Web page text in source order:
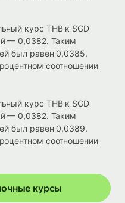
курс THB к SGD
— 0,0382. Таким
был равен 0,0385.
соотношении
курс THB к SGD
— 0,0382. Таким
был равен 0,0389.
соотношении
курсы